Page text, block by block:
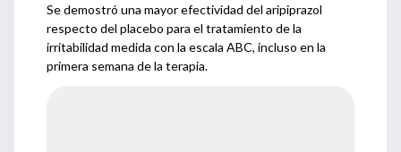
Se demostró una mayor efectividad del aripiprazol
respecto del placebo para el tratamiento de la
irritabilidad medida con la escala ABC, incluso en la
primera semana de la terapia.